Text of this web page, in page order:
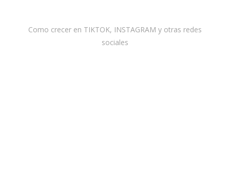
Como crecer en TIKTOK, INSTAGRAM y otras redes
sociales